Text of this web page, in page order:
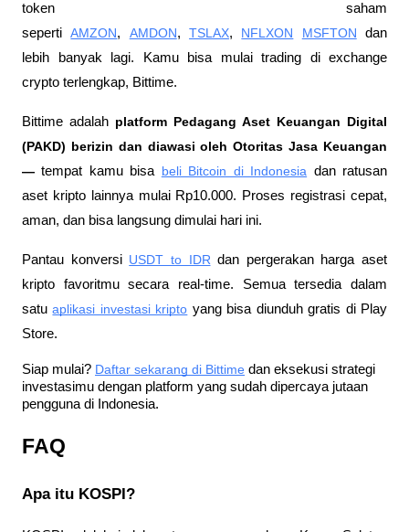
token saham
seperti AMZON, AMDON, TSLAX, NFLXON MSFTON dan
lebih banyak lagi. Kamu bisa mulai trading di exchange
crypto terlengkap, Bittime.
Bittime adalah platform Pedagang Aset Keuangan Digital
(PAKD) berizin dan diawasi oleh Otoritas Jasa Keuangan
— tempat kamu bisa beli Bitcoin di Indonesia dan ratusan
aset kripto lainnya mulai Rp10.000. Proses registrasi cepat,
aman, dan bisa langsung dimulai hari ini.
Pantau konversi USDT to IDR dan pergerakan harga aset
kripto favoritmu secara real-time. Semua tersedia dalam
satu aplikasi investasi kripto yang bisa diunduh gratis di Play
Store.
Siap mulai? Daftar sekarang di Bittime dan eksekusi strategi
investasimu dengan platform yang sudah dipercaya jutaan
pengguna di Indonesia.
FAQ
Apa itu KOSPI?